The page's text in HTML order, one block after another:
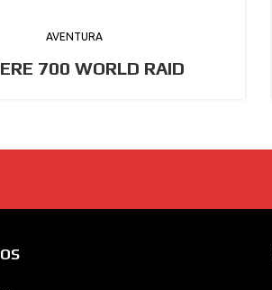
AVENTURA
700 WORLD RAID